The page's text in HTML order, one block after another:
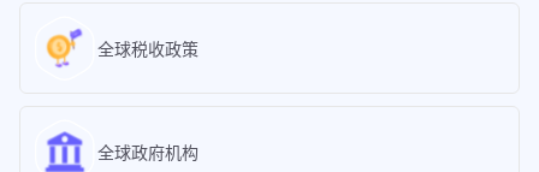
全球税收政策
全球政府机构